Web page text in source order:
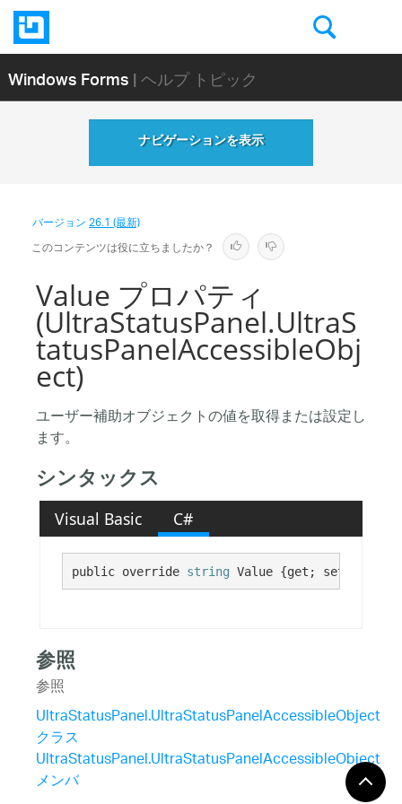
Windows Forms| ヘルプ トピック
ナビゲーションを表示
バージョン26.1 (最新)
このコンテンツは役に立ちましたか？
Value プロパティ
(UltraStatusPanel.UltraS
tatusPanelAccessibleObj
ect)
ユーザー補助オブジェクトの値を取得または設定し
ます。
シンタックス
Visual Basic C#
public override string Value {get; set;}
参照
参照
UltraStatusPanel.UltraStatusPanelAccessibleObject
クラス
UltraStatusPanel.UltraStatusPanelAccessibleObject
メンバ